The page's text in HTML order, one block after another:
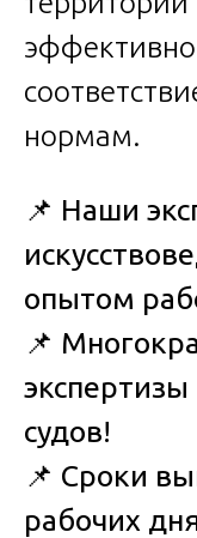
нормам.
📌 Наши
опытом
📌
судов!
📌 Сроки
рабочих